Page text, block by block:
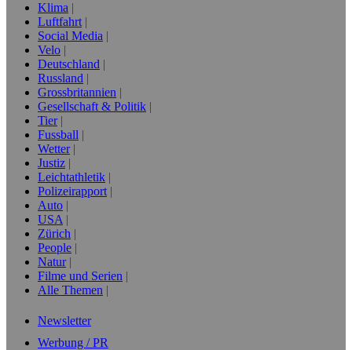
Klima
Luftfahrt
Social Media
Velo
Deutschland
Russland
Grossbritannien
Gesellschaft & Politik
Tier
Fussball
Wetter
Justiz
Leichtathletik
Polizeirapport
Auto
USA
Zürich
People
Natur
Filme und Serien
Alle Themen
Newsletter
Werbung / PR